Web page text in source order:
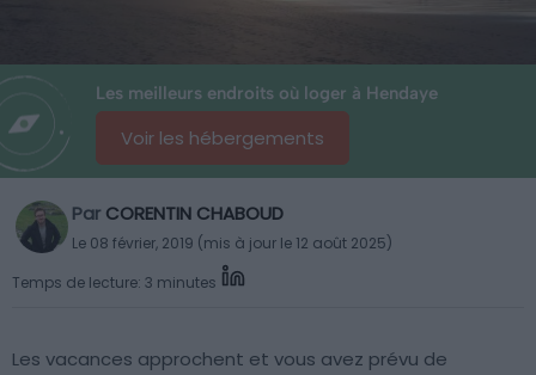
Les meilleurs endroits où loger à Hendaye
Voir les hébergements
Par CORENTIN CHABOUD
Le 08 février, 2019 (mis à jour le 12 août 2025)
Temps de lecture: 3 minutes
Les vacances approchent et vous avez prévu de